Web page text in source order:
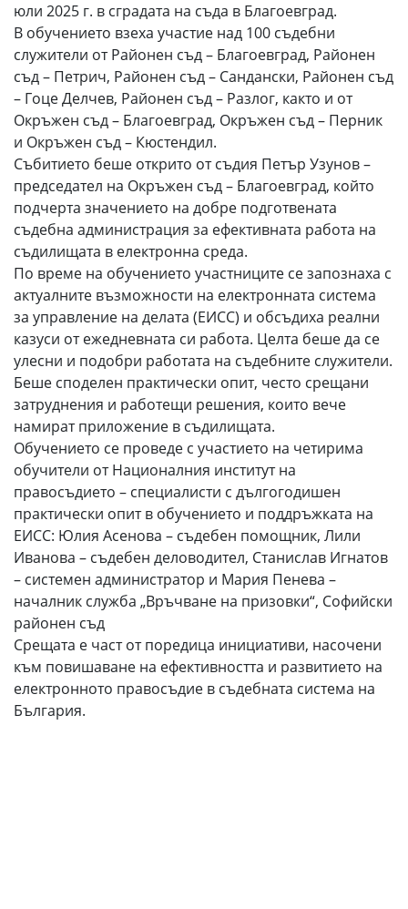
юли 2025 г. в сградата на съда в Благоевград.
В обучението взеха участие над 100 съдебни
служители от Районен съд – Благоевград, Районен
съд – Петрич, Районен съд – Сандански, Районен съд
– Гоце Делчев, Районен съд – Разлог, както и от
Окръжен съд – Благоевград, Окръжен съд – Перник
и Окръжен съд – Кюстендил.
Събитието беше открито от съдия Петър Узунов –
председател на Окръжен съд – Благоевград, който
подчерта значението на добре подготвената
съдебна администрация за ефективната работа на
съдилищата в електронна среда.
По време на обучението участниците се запознаха с
актуалните възможности на електронната система
за управление на делата (ЕИСС) и обсъдиха реални
казуси от ежедневната си работа. Целта беше да се
улесни и подобри работата на съдебните служители.
Беше споделен практически опит, често срещани
затруднения и работещи решения, които вече
намират приложение в съдилищата.
Обучението се проведе с участието на четирима
обучители от Националния институт на
правосъдието – специалисти с дългогодишен
практически опит в обучението и поддръжката на
ЕИСС: Юлия Асенова – съдебен помощник, Лили
Иванова – съдебен деловодител, Станислав Игнатов
– системен администратор и Мария Пенева –
началник служба „Връчване на призовки“, Софийски
районен съд
Срещата е част от поредица инициативи, насочени
към повишаване на ефективността и развитието на
електронното правосъдие в съдебната система на
България.